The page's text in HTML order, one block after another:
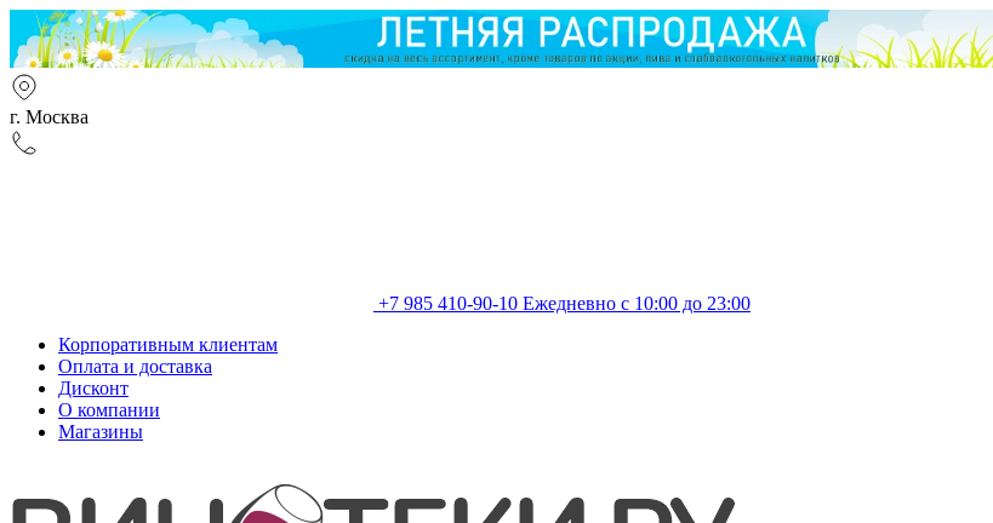
г. Москва
+7 985 410-90-10 Ежедневно с 10:00 до 23:00
Корпоративным клиентам
Оплата и доставка
Дисконт
О компании
Магазины